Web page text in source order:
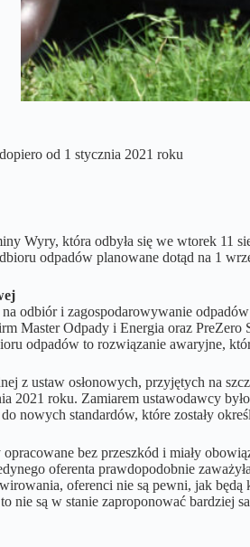
od 1 stycznia 2021 roku
Wyry, która odbyła się we wtorek 11
odpadów planowane dotąd na 1
odbiór i zagospodarowywanie
Master Odpady i Energia oraz
odpadów to rozwiązanie awaryjne,
z ustaw osłonowych, przyjętych na
2021 roku. Zamiarem ustawodawcy
nowych standardów, które zostały
bez przeszkód i miały
oferenta prawdopodobnie
oferenci nie są pewni, jak
nie są w stanie zaproponować